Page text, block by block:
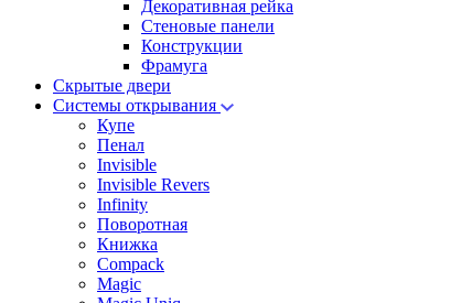
Декоративная рейка
Стеновые панели
Конструкции
Фрамуга
Скрытые двери
Системы открывания
Купе
Пенал
Invisible
Invisible Revers
Infinity
Поворотная
Книжка
Compack
Magic